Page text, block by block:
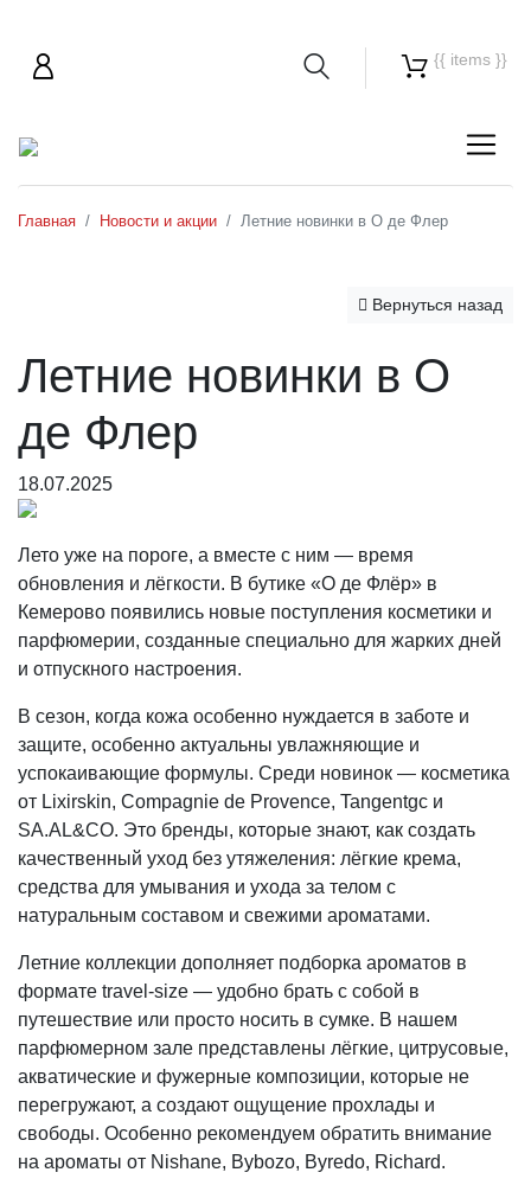
{{ items }}
Главная Новости и акции Летние новинки в О де Флер
Вернуться назад
Летние новинки в О
де Флер
18.07.2025
Лето уже на пороге, а вместе с ним — время
обновления и лёгкости. В бутике «О де Флёр» в
Кемерово появились новые поступления косметики и
парфюмерии, созданные специально для жарких дней
и отпускного настроения.
В сезон, когда кожа особенно нуждается в заботе и
защите, особенно актуальны увлажняющие и
успокаивающие формулы. Среди новинок — косметика
от Lixirskin, Compagnie de Provence, Tangentgc и
SA.AL&CO. Это бренды, которые знают, как создать
качественный уход без утяжеления: лёгкие крема,
средства для умывания и ухода за телом с
натуральным составом и свежими ароматами.
Летние коллекции дополняет подборка ароматов в
формате travel-size — удобно брать с собой в
путешествие или просто носить в сумке. В нашем
парфюмерном зале представлены лёгкие, цитрусовые,
акватические и фужерные композиции, которые не
перегружают, а создают ощущение прохлады и
свободы. Особенно рекомендуем обратить внимание
на ароматы от Nishane, Bybozo, Byredo, Richard.